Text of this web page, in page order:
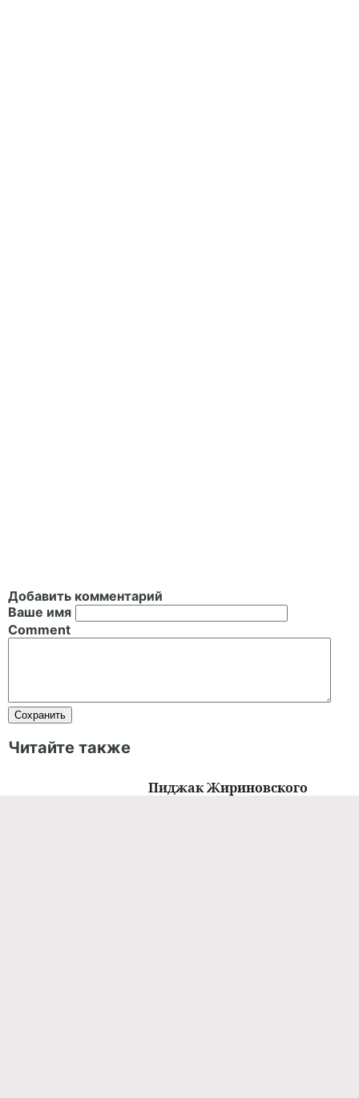
Добавить комментарий
Ваше имя
Comment
Читайте также
Пиджак Жириновского